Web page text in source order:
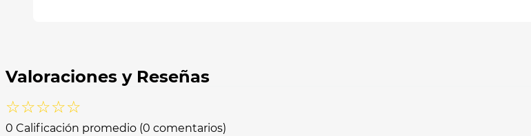
☆☆☆☆☆
0 Calificación promedio (0 comentarios)